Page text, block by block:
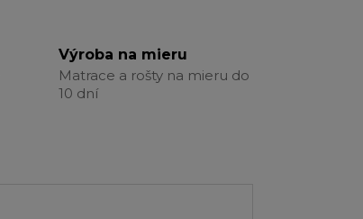
Výroba na mieru
Matrace a rošty na mieru do
10 dní